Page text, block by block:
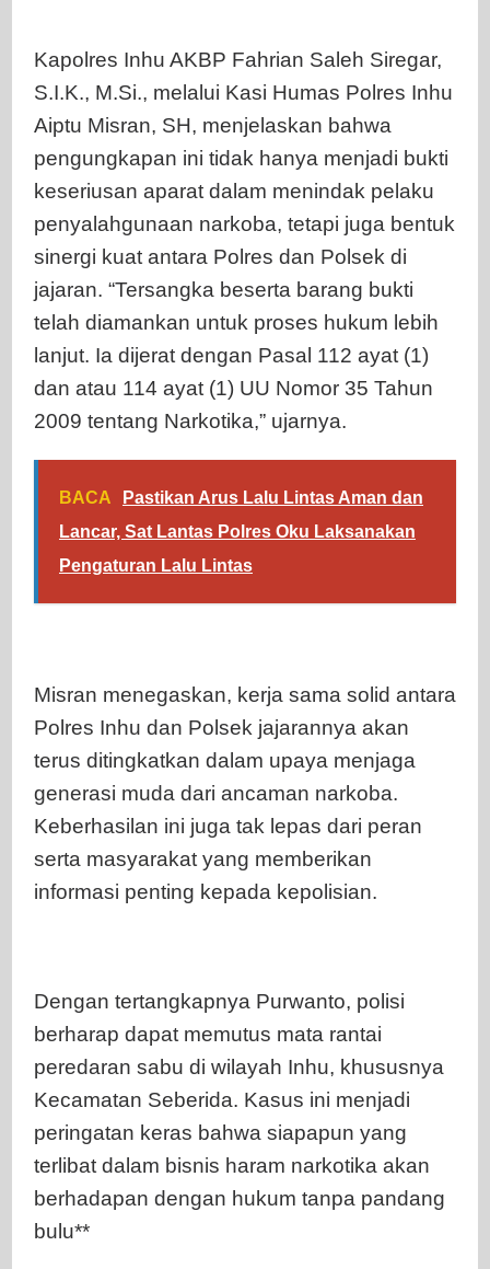
Kapolres Inhu AKBP Fahrian Saleh Siregar,
S.I.K., M.Si., melalui Kasi Humas Polres Inhu
Aiptu Misran, SH, menjelaskan bahwa
pengungkapan ini tidak hanya menjadi bukti
keseriusan aparat dalam menindak pelaku
penyalahgunaan narkoba, tetapi juga bentuk
sinergi kuat antara Polres dan Polsek di
jajaran. “Tersangka beserta barang bukti
telah diamankan untuk proses hukum lebih
lanjut. Ia dijerat dengan Pasal 112 ayat (1)
dan atau 114 ayat (1) UU Nomor 35 Tahun
2009 tentang Narkotika,” ujarnya.
BACA
Pastikan Arus Lalu Lintas Aman dan
Lancar, Sat Lantas Polres Oku Laksanakan
Pengaturan Lalu Lintas
Misran menegaskan, kerja sama solid antara
Polres Inhu dan Polsek jajarannya akan
terus ditingkatkan dalam upaya menjaga
generasi muda dari ancaman narkoba.
Keberhasilan ini juga tak lepas dari peran
serta masyarakat yang memberikan
informasi penting kepada kepolisian.
Dengan tertangkapnya Purwanto, polisi
berharap dapat memutus mata rantai
peredaran sabu di wilayah Inhu, khususnya
Kecamatan Seberida. Kasus ini menjadi
peringatan keras bahwa siapapun yang
terlibat dalam bisnis haram narkotika akan
berhadapan dengan hukum tanpa pandang
bulu**